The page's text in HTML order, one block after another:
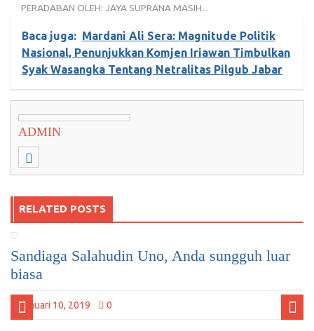
PERADABAN OLEH: JAYA SUPRANA MASIH...
Baca juga: Mardani Ali Sera: Magnitude Politik
Nasional, Penunjukkan Komjen Iriawan Timbulkan
Syak Wasangka Tentang Netralitas Pilgub Jabar
ADMIN
RELATED POSTS
Sandiaga Salahudin Uno, Anda sungguh luar
biasa
Januari 10, 2019 0